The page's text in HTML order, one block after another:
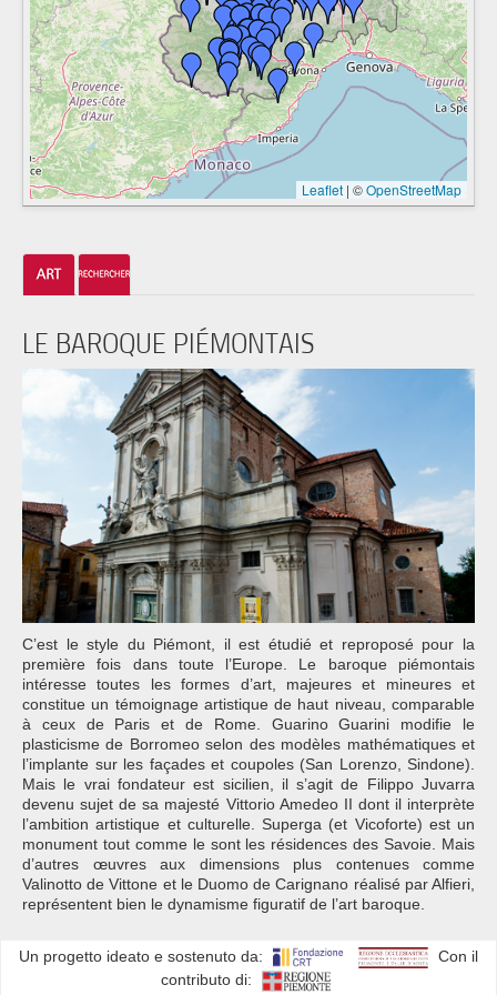
Leaflet | ©OpenStreetMap
LE BAROQUE PIÉMONTAIS
C’est le style du Piémont, il est étudié et reproposé pour la
première fois dans toute l’Europe. Le baroque piémontais
intéresse toutes les formes d’art, majeures et mineures et
constitue un témoignage artistique de haut niveau, comparable
à ceux de Paris et de Rome. Guarino Guarini modifie le
plasticisme de Borromeo selon des modèles mathématiques et
l’implante sur les façades et coupoles (San Lorenzo, Sindone).
Mais le vrai fondateur est sicilien, il s’agit de Filippo Juvarra
devenu sujet de sa majesté Vittorio Amedeo II dont il interprète
l’ambition artistique et culturelle. Superga (et Vicoforte) est un
monument tout comme le sont les résidences des Savoie. Mais
d’autres œuvres aux dimensions plus contenues comme
Valinotto de Vittone et le Duomo de Carignano réalisé par Alfieri,
représentent bien le dynamisme figuratif de l’art baroque.
Un progetto ideato e sostenuto da:
Con il
contributo di: